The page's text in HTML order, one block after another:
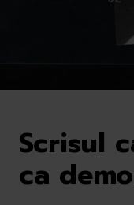
Scrisul
ca